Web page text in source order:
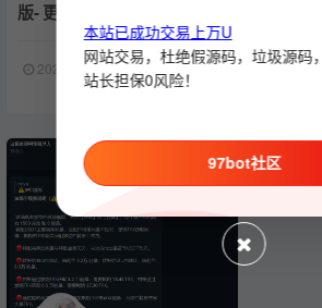
版- 更新20240811
2023-11-05 16702
免费
2023-
本站已成功交易上万U
网站交易，杜绝假源码，垃圾源码
站长担保0风险！
97bot社区